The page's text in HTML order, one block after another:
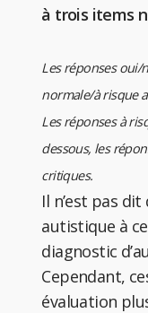
à trois items
Les réponses oui/
normale/à risque
Les réponses à
dessous, les
critiques.
Il n’est pas
autistique à
diagnostic
Cependant,
évaluation